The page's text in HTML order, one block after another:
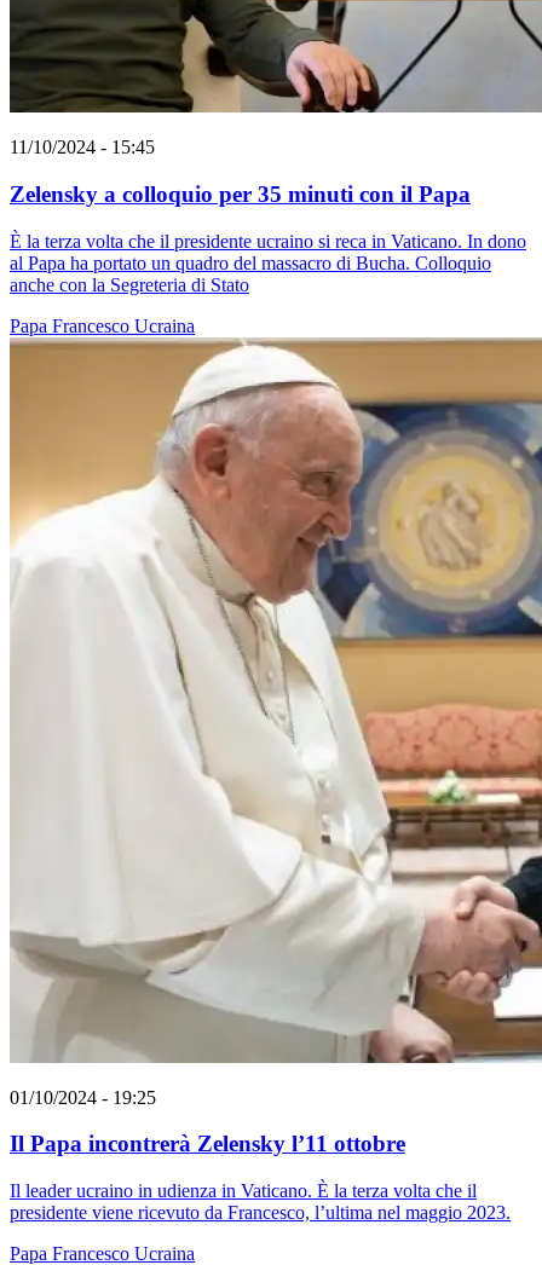
11/10/2024 - 15:45
Zelensky a colloquio per 35 minuti con il Papa
È la terza volta che il presidente ucraino si reca in Vaticano. In dono
al Papa ha portato un quadro del massacro di Bucha. Colloquio
anche con la Segreteria di Stato
Papa Francesco Ucraina
01/10/2024 - 19:25
Il Papa incontrerà Zelensky l’11 ottobre
Il leader ucraino in udienza in Vaticano. È la terza volta che il
presidente viene ricevuto da Francesco, l’ultima nel maggio 2023.
Papa Francesco Ucraina